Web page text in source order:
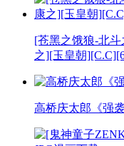
[苍黑之饿狼-北
之][玉皇朝
高桥庆太郎《强